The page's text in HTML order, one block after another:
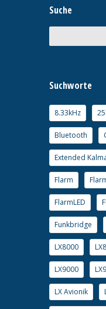
Suche
Suchworte
8.33kHz
Bluetooth
Extended
Flarm
FlarmLED
Funkbridge
LX8000
LX9000
LX Avionik